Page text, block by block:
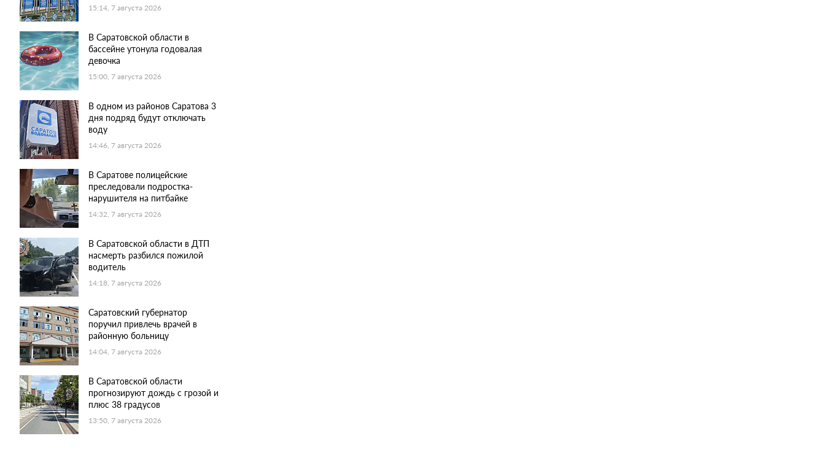
15:14, 7 августа 2026
В Саратовской области в
бассейне утонула годовалая
девочка
15:00, 7 августа 2026
В одном из районов Саратова 3
дня подряд будут отключать
воду
14:46, 7 августа 2026
В Саратове полицейские
преследовали подростка-
нарушителя на питбайке
14:32, 7 августа 2026
В Саратовской области в ДТП
насмерть разбился пожилой
водитель
14:18, 7 августа 2026
Саратовский губернатор
поручил привлечь врачей в
районную больницу
14:04, 7 августа 2026
В Саратовской области
прогнозируют дождь с грозой и
плюс 38 градусов
13:50, 7 августа 2026